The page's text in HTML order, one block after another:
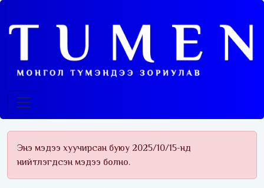
Энэ мэдээ хуучирсан буюу 2025/10/15-нд
нийтлэгдсэн мэдээ болно.